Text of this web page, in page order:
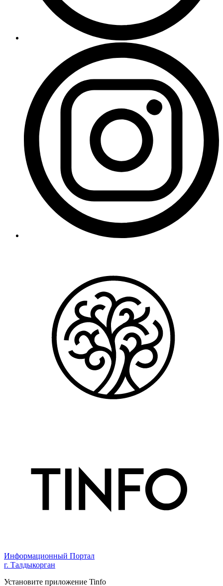
Информационный Портал
г. Талдыкорган
Установите приложение Tinfo